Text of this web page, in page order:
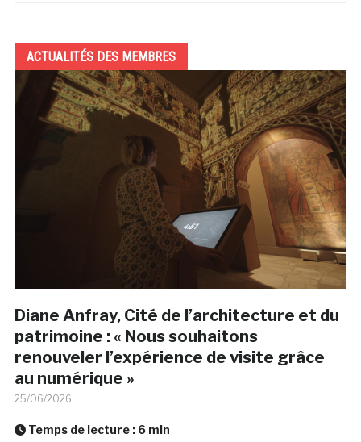
ACTUALITÉS DES MEMBRES
Diane Anfray, Cité de l’architecture et du
patrimoine : « Nous souhaitons
renouveler l’expérience de visite grâce
au numérique »
25/06/2026
Temps de lecture : 6 min